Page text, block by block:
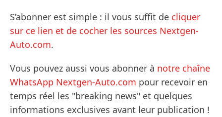
S’abonner est simple : il vous suffit de cliquer
sur ce lien et de cocher les sources Nextgen-
Auto.com.
Vous pouvez aussi vous abonner à notre chaîne
WhatsApp Nextgen-Auto.com pour recevoir en
temps réel les "breaking news" et quelques
informations exclusives avant leur publication !